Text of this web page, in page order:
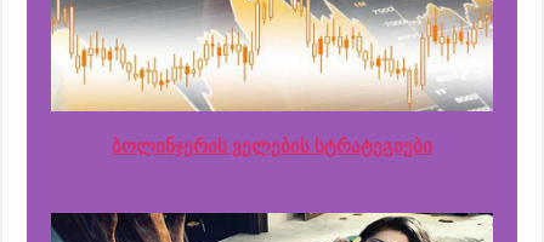
ბოლინჯერის ველების სტრატეგიები